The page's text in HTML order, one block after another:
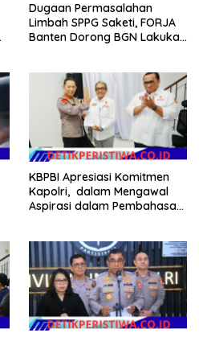
Dugaan Permasalahan
Limbah SPPG Saketi, FORJA
Banten Dorong BGN Lakukan
KBPBI Apresiasi Komitmen
Kapolri, dalam Mengawal
Aspirasi dalam Pembahasan